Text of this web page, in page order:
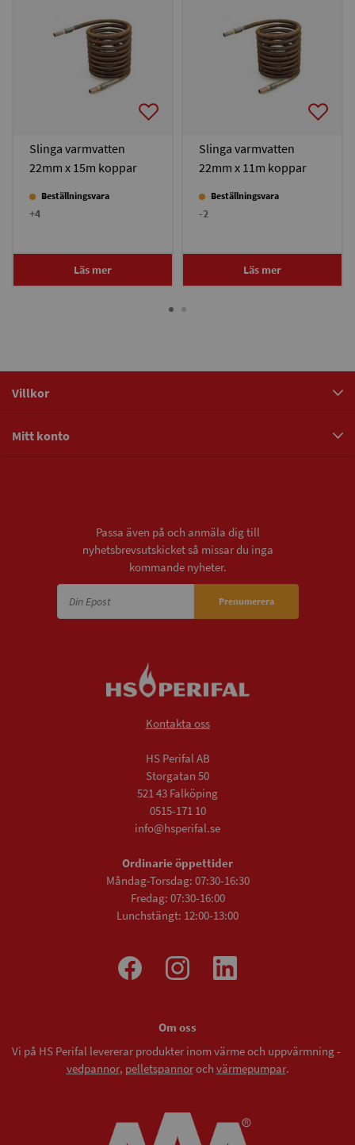
Slinga varmvatten
22mm x 15m koppar
Beställningsvara
+4
Läs mer
Slinga varmvatten
22mm x 11m koppar
Beställningsvara
-2
Läs mer
Villkor
Mitt konto
Passa även på och anmäla dig till
nyhetsbrevsutskicket så missar du inga
kommande nyheter.
Prenumerera
Kontakta oss
HS Perifal AB
Storgatan 50
521 43 Falköping
0515-171 10
info@hsperifal.se
Ordinarie öppettider
Måndag-Torsdag: 07:30-16:30
Fredag: 07:30-16:00
Lunchstängt: 12:00-13:00
Om oss
Vi på HS Perifal levererar produkter inom värme och uppvärmning -
vedpannor, pelletspannoroch värmepumpar.